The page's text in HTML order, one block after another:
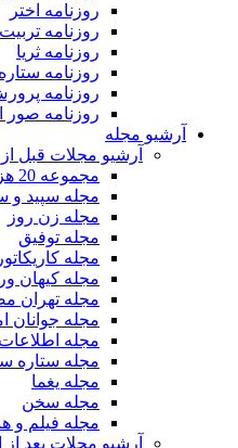
روزنامه اختر
روزنامه تربیت
روزنامه ثریا
روزنامه
روزنامه
روزنامه صور
آرشیو مجله
آرشیو مجلات قبل از
مجموعه 20 هزار مجله قدیمی
مجله سپید و
مجله زن روز
مجله توفیق
مجله کاریکاتور
مجله کیهان
مجله تهران
مجله جوانان
مجله
مجله ستاره
مجله یغما
مجله سخن
مجله فیلم و
آرشیو مجلات بعد از